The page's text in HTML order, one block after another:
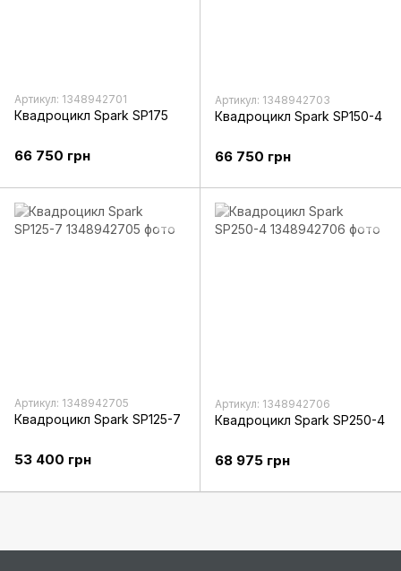
Артикул: 1348942701
Квадроцикл Spark SP175
66 750 грн
Артикул: 1348942703
Квадроцикл Spark SP150-4
66 750 грн
Артикул: 1348942705
Квадроцикл Spark SP125-7
53 400 грн
Артикул: 1348942706
Квадроцикл Spark SP250-4
68 975 грн